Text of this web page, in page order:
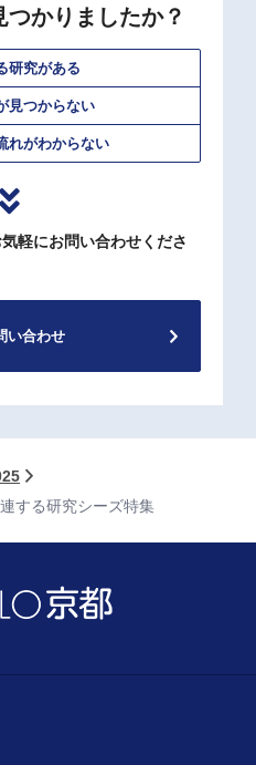
かりましたか？
研究がある
見つからない
れがわからない
軽にお問い合わせくださ
い合わせ
する研究シーズ特集